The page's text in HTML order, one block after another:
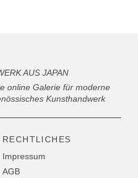
AUS JAPAN
online Galerie für moderne
Kunsthandwerk
RECHTLICHES
Impressum
AGB